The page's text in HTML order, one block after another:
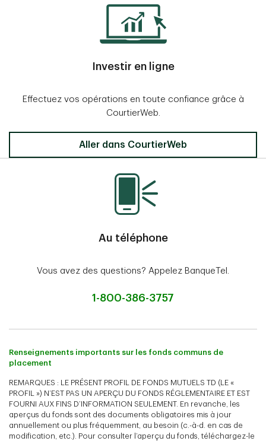
Investir en ligne
Effectuez vos opérations en toute confiance grâce à
CourtierWeb.
Aller dans CourtierWeb
Au téléphone
Vous avez des questions? Appelez BanqueTel.
1-800-386-3757
Renseignements importants sur les fonds communs de
placement
REMARQUES : LE PRÉSENT PROFIL DE FONDS MUTUELS TD (LE «
PROFIL ») N’EST PAS UN APERÇU DU FONDS RÉGLEMENTAIRE ET EST
FOURNI AUX FINS D’INFORMATION SEULEMENT. En revanche, les
aperçus du fonds sont des documents obligatoires mis à jour
annuellement ou plus fréquemment, au besoin (c.-à-d. en cas de
modification, etc.). Pour consulter l’aperçu du fonds, téléchargez-le